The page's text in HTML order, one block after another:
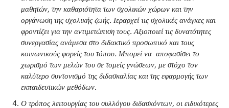
μαθητών, την καθαριότητα των σχολικών χώρων και την
οργάνωση της σχολικής ζωής. Ιεραρχεί τις σχολικές ανάγκες και
φροντίζει για την αντιμετώπιση τους. Αξιοποιεί τις δυνατότητες
συνεργασίας ανάμεσα στο διδακτικό προσωπικό και τους
κοινωνικούς φορείς του τόπου. Μπορεί να αποφασίσει το
χωρισμό των μελών του σε τομείς γνώσεων, με στόχο τον
καλύτερο συντονισμό της διδασκαλίας και της εφαρμογής των
εκπαιδευτικών μεθόδων.
Ο τρόπος λειτουργίας του συλλόγου διδασκόντων, οι ειδικότερες